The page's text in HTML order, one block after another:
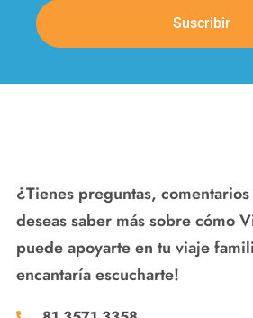
Suscribir
¿Tienes preguntas,
deseas saber más sobre cómo
puede apoyarte en tu viaje
encantaría escucharte!